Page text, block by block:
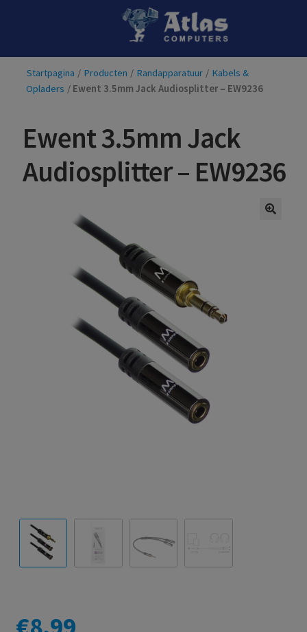
Ga
naar
navigatie
Ga
inhoud
Startpagina / Producten / Randapparatuur / Kabels &
Opladers / Ewent 3.5mm Jack Audiosplitter – EW9236
Ewent 3.5mm Jack
Audiosplitter – EW9236